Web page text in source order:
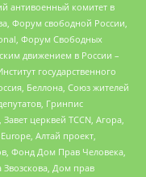
антивоенный комитет в
Форум свободной России,
Форум Свободных
движением в России –
государственного
Беллона, Союз жителей
Гринпис
церквей TCCN, Агора,
Алтай проект,
Фонд Дом Прав Человека,
Дом прав